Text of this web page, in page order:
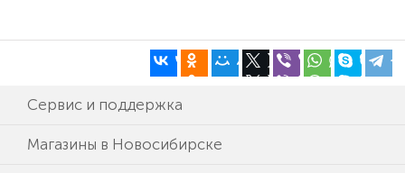
Сервис и поддержка
Магазины в Новосибирске